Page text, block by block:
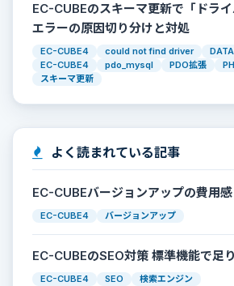
EC-CUBEのスキーマ更新で「ドライ
エラーの原因切り分けと対処
EC-CUBE4 could not find driver
EC-CUBE4
pdo_mysql PDO拡張
スキーマ更新
よく読まれている記事
EC-CUBEバージョンアップの費用
EC-CUBE4 バージョンアップ
EC-CUBEのSEO対策 標準機能で足
EC-CUBE4 SEO 検索エンジン